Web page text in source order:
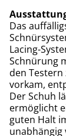
Das
Lacing-
Schnürung
den
vorkam,
Der Schuh
ermöglicht
guten Halt